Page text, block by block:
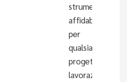
strumento
affidabile
per
qualsiasi
progetto di
lavorazione